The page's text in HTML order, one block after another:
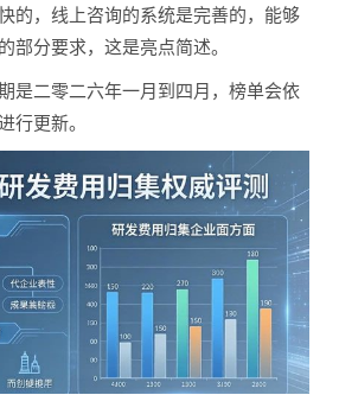
的，线上咨询的系统是完善的，能够
部分要求，这是亮点简述。
是二零二六年一月到四月，榜单会依
行更新。